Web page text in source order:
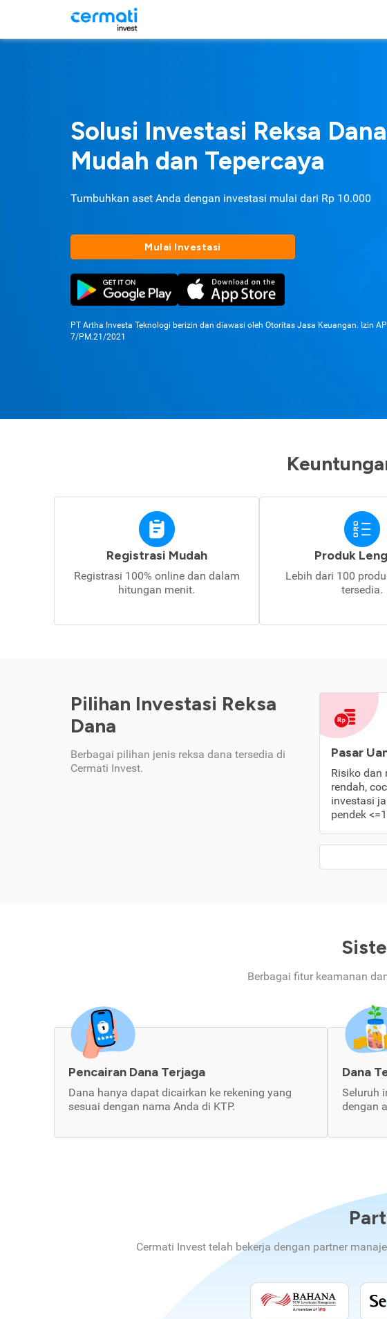
Solusi Investasi Reksa Dana
Mudah dan Tepercaya
Tumbuhkan aset Anda dengan investasi mulai dari Rp 10.000
Mulai Investasi
PT Artha Investa Teknologi berizin dan diawasi oleh Otoritas Jasa Keuangan. Izin
7/PM.21/2021
Registrasi Mudah
Registrasi 100% online dan dalam
hitungan menit.
Produk
Lebih dari 100
tersedia.
Pilihan Investasi Reksa
Dana
Berbagai pilihan jenis reksa dana tersedia di
Cermati Invest.
Pasar
Risiko dan
rendah,
investasi
pendek
Berbagai fitur keamanan
Pencairan Dana Terjaga
Dana hanya dapat dicairkan ke rekening yang
sesuai dengan nama Anda di KTP.
Dana
Seluruh
dengan
Cermati Invest telah bekerja dengan partner